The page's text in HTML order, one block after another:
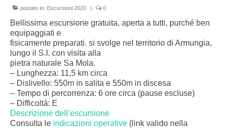
postato in: Escursioni 2020 | 0
Bellissima escursione gratuita, aperta a tutti, purché ben
equipaggiati e
fisicamente preparati. si svolge nel territorio di Armungia,
lungo il S.I. con visita alla
pietra naturale Sa Mola.
– Lunghezza: 11,5 km circa
– Dislivello: 550m in salita e 550m in discesa
– Tempo di percorrenza: 6 ore circa (pause escluse)
– Difficoltà: E
Descrizione dell’escursione
Consulta le indicazioni operative (link valido nella